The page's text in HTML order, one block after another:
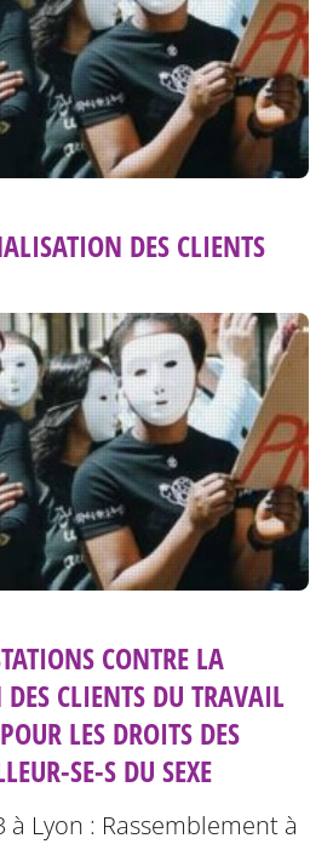
DES CLIENTS
CONTRE LA
CLIENTS DU TRAVAIL
LES DROITS DES
SE-S DU SEXE
Lyon : Rassemblement à